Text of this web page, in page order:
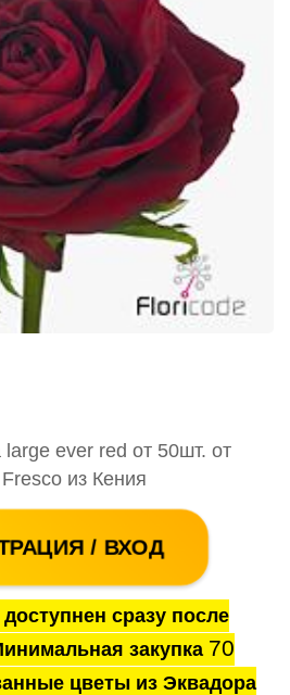
ever red от 50шт. от
из Кения
/ ВХОД
сразу после
закупка 70
цветы из Эквадора